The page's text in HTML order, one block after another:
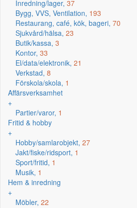
Inredning/lager, 37
Bygg, VVS, Ventilation, 193
Restaurang, café, kök, bageri, 70
Sjukvård/hälsa, 23
Butik/kassa, 3
Kontor, 33
El/data/elektronik, 21
Verkstad, 8
Förskola/skola, 1
Affärsverksamhet
+
Partier/varor, 1
Fritid & hobby
+
Hobby/samlarobjekt, 27
Jakt/fiske/ridsport, 1
Sport/fritid, 1
Musik, 1
Hem & inredning
+
Möbler, 22